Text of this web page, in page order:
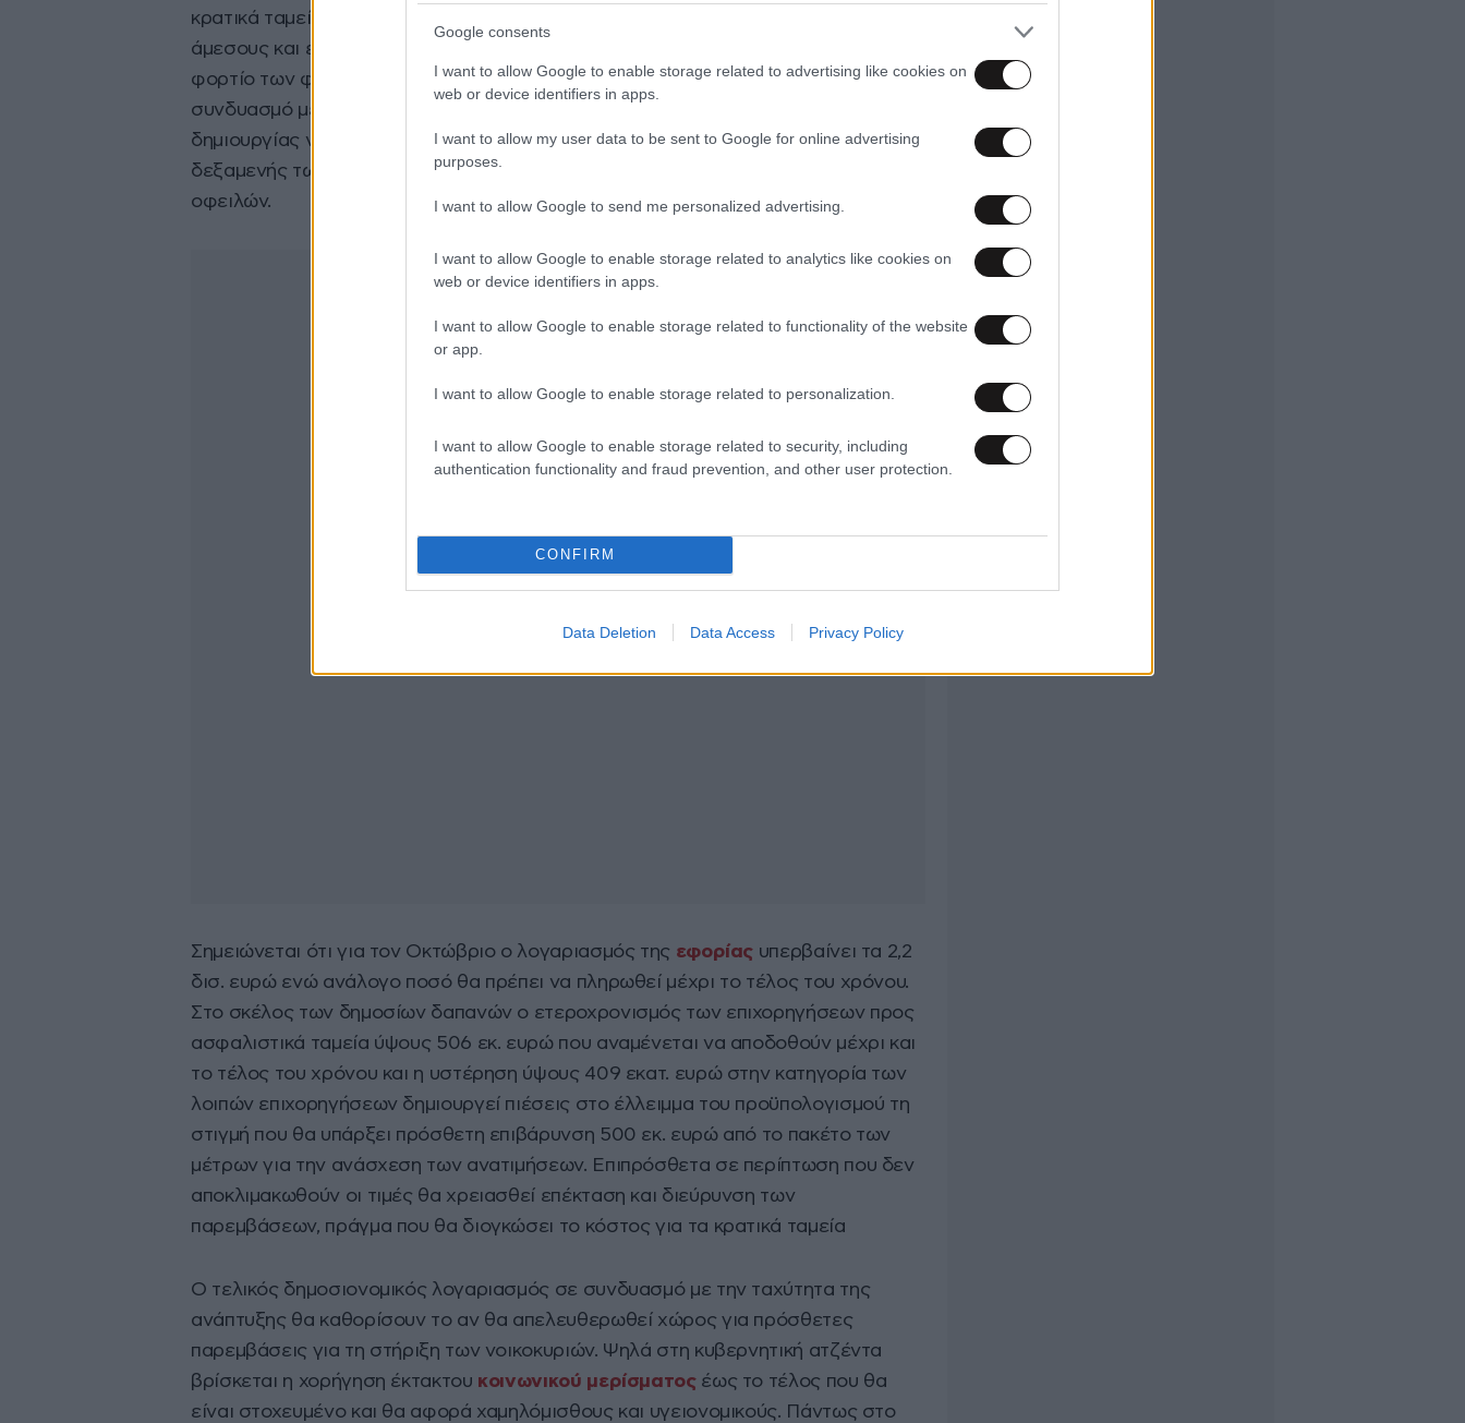
Google consents
I want to allow Google to enable storage related to advertising like cookies on
web or device identifiers in apps.
I want to allow my user data to be sent to Google for online advertising
purposes.
I want to allow Google to send me personalized advertising.
I want to allow Google to enable storage related to analytics like cookies on
web or device identifiers in apps.
I want to allow Google to enable storage related to functionality of the website
or app.
I want to allow Google to enable storage related to personalization.
I want to allow Google to enable storage related to security, including
authentication functionality and fraud prevention, and other user protection.
CONFIRM
Data Deletion Data Access Privacy Policy
κρατικά ταμεία ωστόσο πολλά θα κριθούν από την πορεία των εισπράξεων από
άμεσους και έμμεσους φόρους τους τελευταίους μήνες του έτους. Το βαρύ
φορτίο των φόρων που θα πρέπει να σηκώσουν νοικοκυριά και επιχειρήσεις σε
συνδυασμό με τις πιέσεις στα εισοδήματα λόγω ακρίβειας ενέχει το κίνδυνο
δημιουργίας νέας γενιάς «κόκκινων» οφειλών την ώρα που η στάθμη της
δεξαμενής των ληξιπρόθεσμων οφειλών έχει ανέβει στα 109 δις. ευρώ των
οφειλών.
Σημειώνεται ότι για τον Οκτώβριο ο λογαριασμός της εφορίας υπερβαίνει τα 2,2
δισ. ευρώ ενώ ανάλογο ποσό θα πρέπει να πληρωθεί μέχρι το τέλος του χρόνου.
Στο σκέλος των δημοσίων δαπανών ο ετεροχρονισμός των επιχορηγήσεων προς
ασφαλιστικά ταμεία ύψους 506 εκ. ευρώ που αναμένεται να αποδοθούν μέχρι και
το τέλος του χρόνου και η υστέρηση ύψους 409 εκατ. ευρώ στην κατηγορία των
λοιπών επιχορηγήσεων δημιουργεί πιέσεις στο έλλειμμα του προϋπολογισμού τη
στιγμή που θα υπάρξει πρόσθετη επιβάρυνση 500 εκ. ευρώ από το πακέτο των
μέτρων για την ανάσχεση των ανατιμήσεων. Επιπρόσθετα σε περίπτωση που δεν
αποκλιμακωθούν οι τιμές θα χρειασθεί επέκταση και διεύρυνση των
παρεμβάσεων, πράγμα που θα διογκώσει το κόστος για τα κρατικά ταμεία
Ο τελικός δημοσιονομικός λογαριασμός σε συνδυασμό με την ταχύτητα της
ανάπτυξης θα καθορίσουν το αν θα απελευθερωθεί χώρος για πρόσθετες
παρεμβάσεις για τη στήριξη των νοικοκυριών. Ψηλά στη κυβερνητική ατζέντα
βρίσκεται η χορήγηση έκτακτου κοινωνικού μερίσματοςέως το τέλος που θα
είναι στοχευμένο και θα αφορά χαμηλόμισθους και υγειονομικούς. Πάντως στο